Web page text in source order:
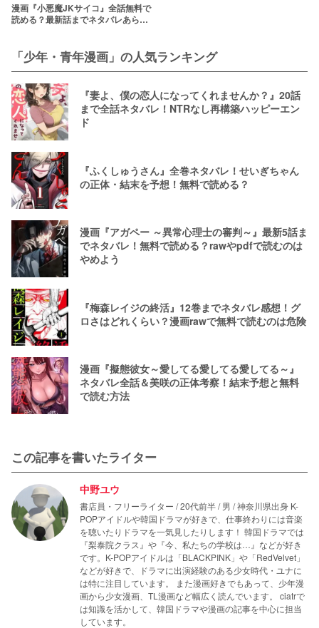
漫画『小悪魔JKサイコ』全話無料で
読める？最新話までネタバレあらす
「少年・青年漫画」の人気ランキング
『妻よ、僕の恋人になってくれませんか？』20話
まで全話ネタバレ！NTRなし再構築ハッピーエン
ド
『ふくしゅうさん』全巻ネタバレ！せいぎちゃん
の正体・結末を予想！無料で読める？
漫画『アガペー ～異常心理士の審判～』最新5話ま
でネタバレ！無料で読める？rawやpdfで読むのは
やめよう
『梅森レイジの終活』12巻までネタバレ感想！グ
ロさはどれくらい？漫画rawで無料で読むのは危険
漫画『擬態彼女～愛してる愛してる愛してる～』
ネタバレ全話＆美咲の正体考察！結末予想と無料
で読む方法
この記事を書いたライター
中野ユウ
書店員・フリーライター / 20代前半 / 男 / 神奈川県出身 K-
POPアイドルや韓国ドラマが好きで、仕事終わりには音楽
を聴いたりドラマを一気見したりします！ 韓国ドラマでは
『梨泰院クラス』や『今、私たちの学校は…』などが好き
です。K-POPアイドルは「BLACKPINK」や「RedVelvet」
などが好きで、ドラマに出演経験のある少女時代・ユナに
は特に注目しています。 また漫画好きでもあって、少年漫
画から少女漫画、TL漫画など幅広く読んでいます。 ciatrで
は知識を活かして、韓国ドラマや漫画の記事を中心に担当
しています。